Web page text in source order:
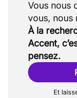
Vous nous
À la
Accent,
pensez.
Et